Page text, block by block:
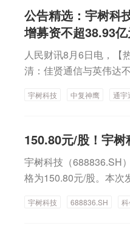
元项目定点。奥来德：
购】双林股份：拟
回购股份。（e公司）
科技设置特别表决权机
8.78%的表决权。此外
美团合计持股9.6488%
顺为资本持股4.4245%
控制的表决权比例将降
摊薄。财务表现方面
3.06亿元之间。根据招
目、新型智能机器人产
豪华：社保基金、
配售情况。公告显示，
公告精选：宇树科
增募资不超38.93
人民财讯8月6日电，【
清：佳贤通信与英伟达
合花：2025年光刻胶
产。宏昌科技：拟收购
资子公司收购创新型
9%股份，布局半导体
购。依顿电子：拟定增
定增募资不超38.93亿
宇树科技 中复神鹰 通宇
150.80元/股！宇
宇树科技（688836.SH
格为150.80元/股。本次
月12日。（e公司）
宇树科技 688836.SH